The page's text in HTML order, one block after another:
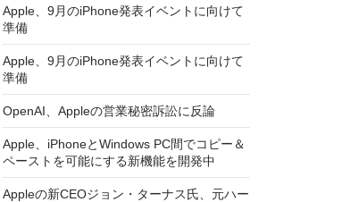
Apple、9月のiPhone発表イベントに向けて
準備
Apple、9月のiPhone発表イベントに向けて
準備
OpenAI、Appleの営業秘密訴訟に反論
Apple、iPhoneとWindows PC間でコピー＆
ペーストを可能にする新機能を開発中
Appleの新CEOジョン・ターナス氏、元ハー